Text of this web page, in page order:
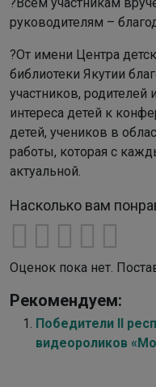
руководителям –
?От имени Центра
библиотеки Якутии
участников, родителей
интереса детей к
детей, учеников в
работы, которая с
актуальной.
Насколько вам
Оценок пока нет.
Рекомендуем:
Победители II
видеороликов